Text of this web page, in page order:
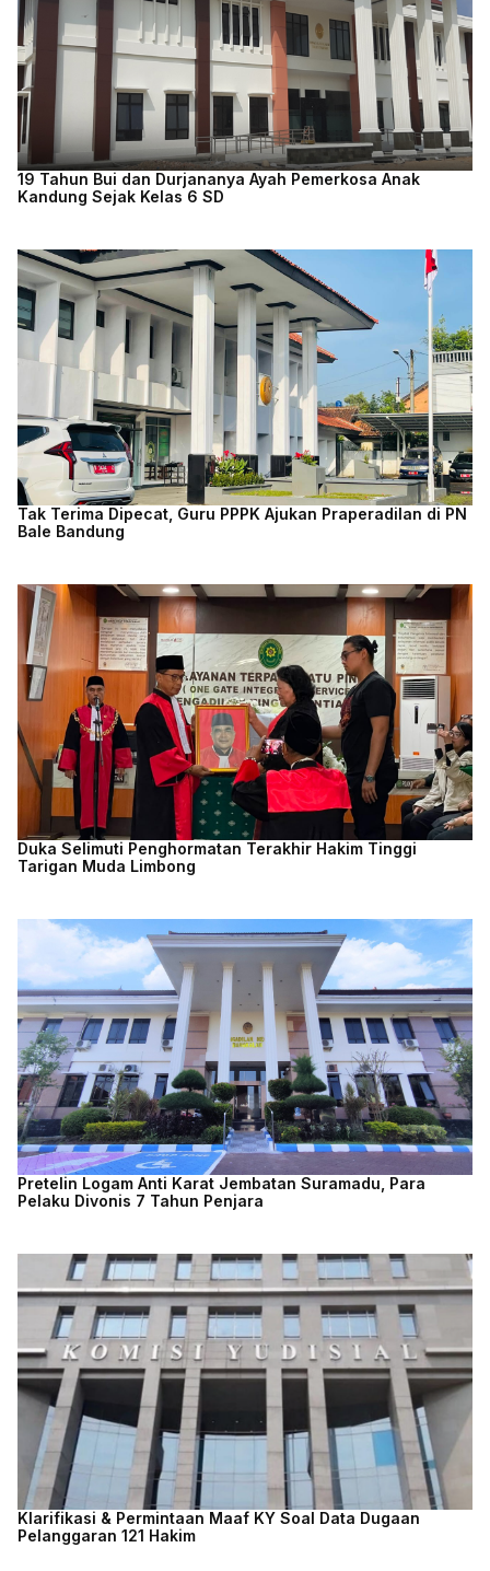
19 Tahun Bui dan Durjananya Ayah Pemerkosa Anak
Kandung Sejak Kelas 6 SD
Tak Terima Dipecat, Guru PPPK Ajukan Praperadilan di PN
Bale Bandung
Duka Selimuti Penghormatan Terakhir Hakim Tinggi
Tarigan Muda Limbong
Pretelin Logam Anti Karat Jembatan Suramadu, Para
Pelaku Divonis 7 Tahun Penjara
Klarifikasi & Permintaan Maaf KY Soal Data Dugaan
Pelanggaran 121 Hakim